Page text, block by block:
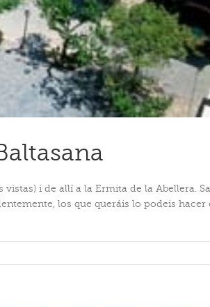
i de allí a la Ermita de la Abellera.
los que queráis lo podeis hacer